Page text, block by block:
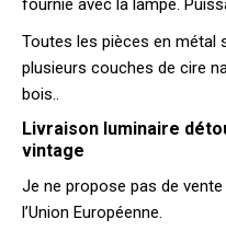
fournie avec la lampe.
Toutes les pièces en métal
plusieurs couches de cire
bois..
Livraison luminaire
vintage
Je ne propose pas de
l’Union Européenne.